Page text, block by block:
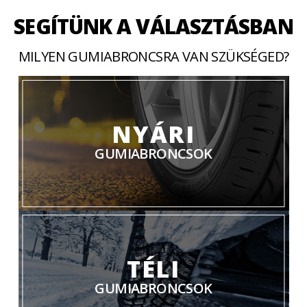
SEGÍTÜNK A VÁLASZTÁSBAN
MILYEN GUMIABRONCSRA VAN SZÜKSÉGED?
NYÁRI
GUMIABRONCSOK
TÉLI
GUMIABRONCSOK